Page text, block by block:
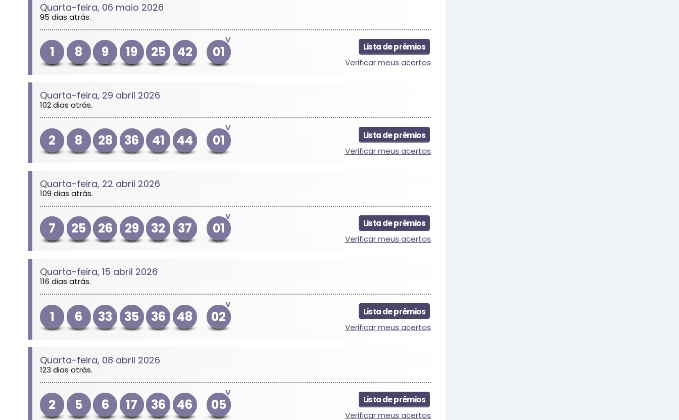
Quarta-feira, 06 maio 2026
95 dias atrás.
1 8 9 19 25 42
V
01
Lista de prêmios
Verificar meus acertos
Quarta-feira, 29 abril 2026
102 dias atrás.
2 8 28 36 41 44
V
01
Lista de prêmios
Verificar meus acertos
Quarta-feira, 22 abril 2026
109 dias atrás.
7 25 26 29 32 37
V
01
Lista de prêmios
Verificar meus acertos
Quarta-feira, 15 abril 2026
116 dias atrás.
1 6 33 35 36 48
V
02
Lista de prêmios
Verificar meus acertos
Quarta-feira, 08 abril 2026
123 dias atrás.
2 5 6 17 36 46
V
05
Lista de prêmios
Verificar meus acertos